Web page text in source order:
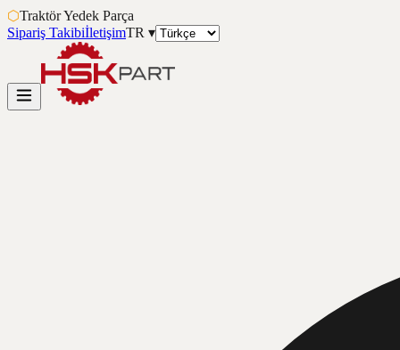
⬡Traktör Yedek Parça
Sipariş TakibiİletişimTR ▾